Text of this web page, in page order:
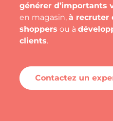
générer d’importants
en magasin, à recruter
shoppers ou à
clients.
Contactez un